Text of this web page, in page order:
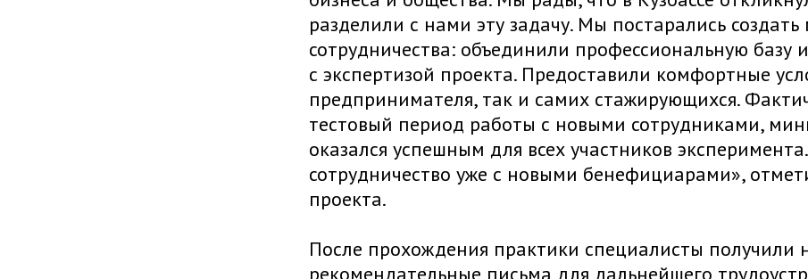
разделили с нами эту задачу. Мы постарались
сотрудничества: объединили профессиональную
с экспертизой проекта. Предоставили комфортные
предпринимателя, так и самих стажирующихся.
тестовый период работы с новыми сотрудниками,
оказался успешным для всех участников
сотрудничество уже с новыми бенефициарами»,
проекта.
После прохождения практики специалисты получили
рекомендательные письма для дальнейшего